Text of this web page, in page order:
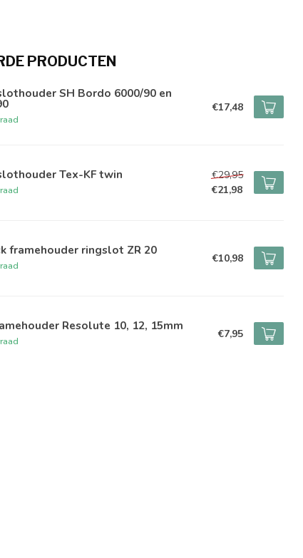
PRODUCTEN
SH Bordo 6000/90 en
€17,48
Tex-KF twin
€29,95
€21,98
framehouder ringslot ZR 20
€10,98
Resolute 10, 12, 15mm
€7,95